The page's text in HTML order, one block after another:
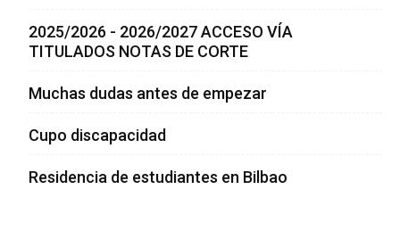
2025/2026 - 2026/2027 ACCESO VÍA
TITULADOS NOTAS DE CORTE
Muchas dudas antes de empezar
Cupo discapacidad
Residencia de estudiantes en Bilbao